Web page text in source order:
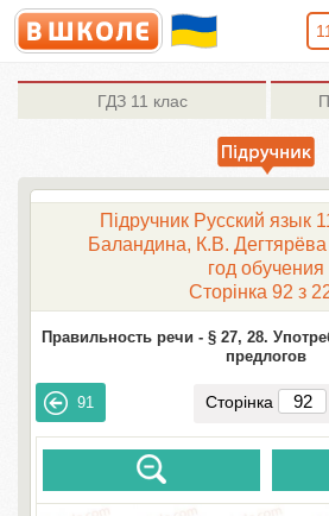
ГДЗ11 клас
Підручник Русский язык
Баландина, К.В. Дегтярёва
год обучения
Сторінка 92 з
Правильность речи - § 27, 28.
предлогов
91 Сторінка